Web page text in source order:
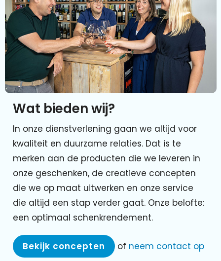
Wat bieden wij?
In onze dienstverlening gaan we altijd voor
kwaliteit en duurzame relaties. Dat is te
merken aan de producten die we leveren in
onze geschenken, de creatieve concepten
die we op maat uitwerken en onze service
die altijd een stap verder gaat. Onze belofte:
een optimaal schenkrendement.
Bekijk concepten of neem contact op